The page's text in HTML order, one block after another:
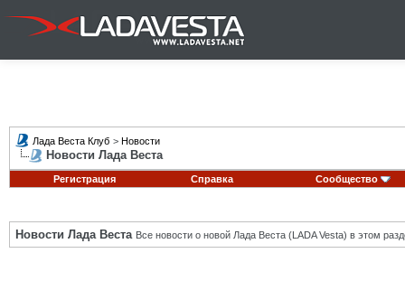
Лада Веста Клуб > Новости
Новости Лада Веста
Регистрация Справка Сообщество
Новости Лада Веста Все новости о новой Лада Веста (LADA Vesta) в этом